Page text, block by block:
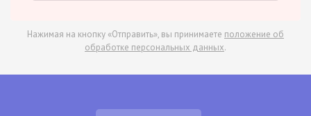
Нажимая на кнопку «Отправить», вы принимаете положение об
обработке персональных данных.